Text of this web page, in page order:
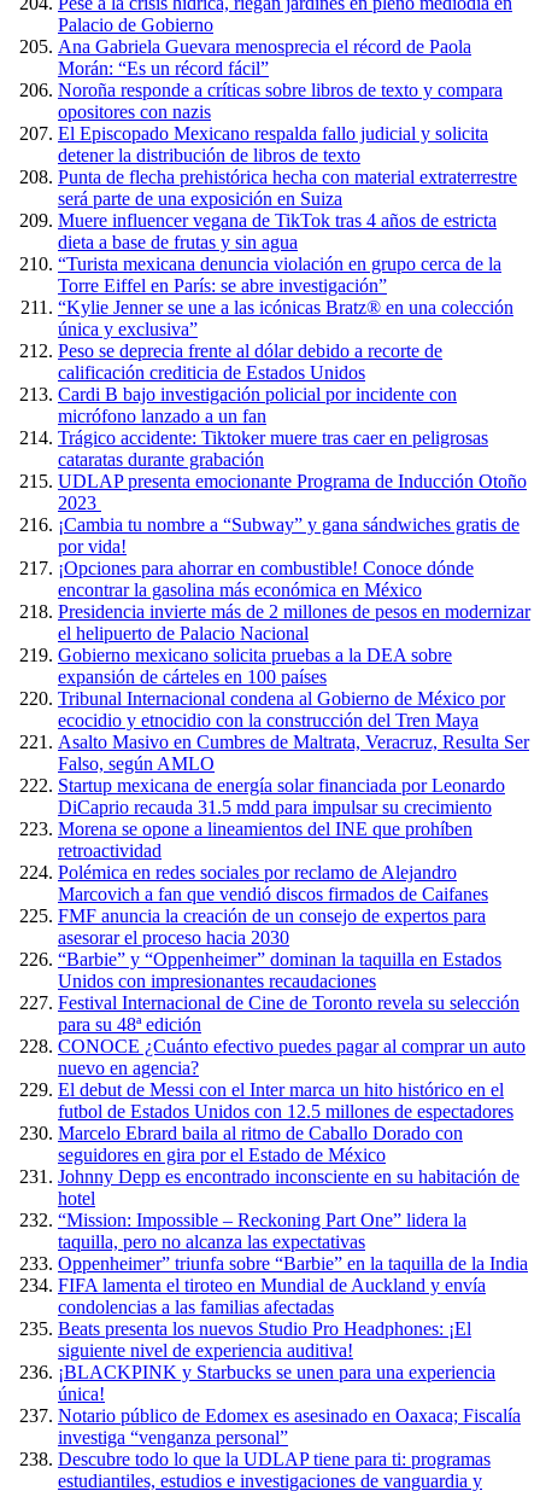
Palacio de Gobierno
Ana Gabriela Guevara menosprecia el récord de Paola
Morán: “Es un récord fácil”
Noroña responde a críticas sobre libros de texto y compara
opositores con nazis
El Episcopado Mexicano respalda fallo judicial y solicita
detener la distribución de libros de texto
Punta de flecha prehistórica hecha con material extraterrestre
será parte de una exposición en Suiza
Muere influencer vegana de TikTok tras 4 años de estricta
dieta a base de frutas y sin agua
“Turista mexicana denuncia violación en grupo cerca de la
Torre Eiffel en París: se abre investigación”
“Kylie Jenner se une a las icónicas Bratz® en una colección
única y exclusiva”
Peso se deprecia frente al dólar debido a recorte de
calificación crediticia de Estados Unidos
Cardi B bajo investigación policial por incidente con
micrófono lanzado a un fan
Trágico accidente: Tiktoker muere tras caer en peligrosas
cataratas durante grabación
UDLAP presenta emocionante Programa de Inducción Otoño
2023
¡Cambia tu nombre a “Subway” y gana sándwiches gratis de
por vida!
¡Opciones para ahorrar en combustible! Conoce dónde
encontrar la gasolina más económica en México
Presidencia invierte más de 2 millones de pesos en modernizar
el helipuerto de Palacio Nacional
Gobierno mexicano solicita pruebas a la DEA sobre
expansión de cárteles en 100 países
Tribunal Internacional condena al Gobierno de México por
ecocidio y etnocidio con la construcción del Tren Maya
Asalto Masivo en Cumbres de Maltrata, Veracruz, Resulta Ser
Falso, según AMLO
Startup mexicana de energía solar financiada por Leonardo
DiCaprio recauda 31.5 mdd para impulsar su crecimiento
Morena se opone a lineamientos del INE que prohíben
retroactividad
Polémica en redes sociales por reclamo de Alejandro
Marcovich a fan que vendió discos firmados de Caifanes
FMF anuncia la creación de un consejo de expertos para
asesorar el proceso hacia 2030
“Barbie” y “Oppenheimer” dominan la taquilla en Estados
Unidos con impresionantes recaudaciones
Festival Internacional de Cine de Toronto revela su selección
para su 48ª edición
CONOCE ¿Cuánto efectivo puedes pagar al comprar un auto
nuevo en agencia?
El debut de Messi con el Inter marca un hito histórico en el
futbol de Estados Unidos con 12.5 millones de espectadores
Marcelo Ebrard baila al ritmo de Caballo Dorado con
seguidores en gira por el Estado de México
Johnny Depp es encontrado inconsciente en su habitación de
hotel
“Mission: Impossible – Reckoning Part One” lidera la
taquilla, pero no alcanza las expectativas
Oppenheimer” triunfa sobre “Barbie” en la taquilla de la India
FIFA lamenta el tiroteo en Mundial de Auckland y envía
condolencias a las familias afectadas
Beats presenta los nuevos Studio Pro Headphones: ¡El
siguiente nivel de experiencia auditiva!
¡BLACKPINK y Starbucks se unen para una experiencia
única!
Notario público de Edomex es asesinado en Oaxaca; Fiscalía
investiga “venganza personal”
Descubre todo lo que la UDLAP tiene para ti: programas
estudiantiles, estudios e investigaciones de vanguardia y